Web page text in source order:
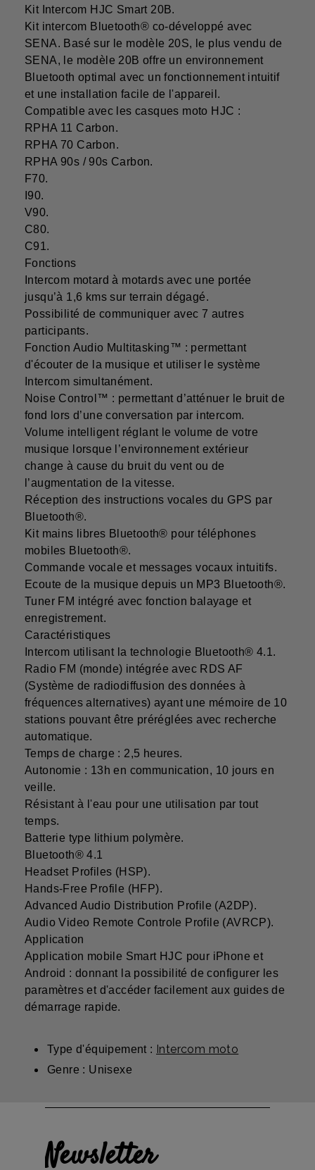
Kit Intercom HJC Smart 20B.
Kit intercom Bluetooth® co-développé avec
SENA. Basé sur le modèle 20S, le plus vendu de
SENA, le modèle 20B offre un environnement
Bluetooth optimal avec un fonctionnement intuitif
et une installation facile de l'appareil.
Compatible avec les casques moto HJC :
RPHA 11 Carbon.
RPHA 70 Carbon.
RPHA 90s / 90s Carbon.
F70.
I90.
V90.
C80.
C91.
Fonctions
Intercom motard à motards avec une portée
jusqu’à 1,6 kms sur terrain dégagé.
Possibilité de communiquer avec 7 autres
participants.
Fonction Audio Multitasking™ : permettant
d'écouter de la musique et utiliser le système
Intercom simultanément.
Noise Control™ : permettant d’atténuer le bruit de
fond lors d’une conversation par intercom.
Volume intelligent réglant le volume de votre
musique lorsque l’environnement extérieur
change à cause du bruit du vent ou de
l’augmentation de la vitesse.
Réception des instructions vocales du GPS par
Bluetooth®.
Kit mains libres Bluetooth® pour téléphones
mobiles Bluetooth®.
Commande vocale et messages vocaux intuitifs.
Ecoute de la musique depuis un MP3 Bluetooth®.
Tuner FM intégré avec fonction balayage et
enregistrement.
Caractéristiques
Intercom utilisant la technologie Bluetooth® 4.1.
Radio FM (monde) intégrée avec RDS AF
(Système de radiodiffusion des données à
fréquences alternatives) ayant une mémoire de 10
stations pouvant être préréglées avec recherche
automatique.
Temps de charge : 2,5 heures.
Autonomie : 13h en communication, 10 jours en
veille.
Résistant à l'eau pour une utilisation par tout
temps.
Batterie type lithium polymère.
Bluetooth® 4.1
Headset Profiles (HSP).
Hands-Free Profile (HFP).
Advanced Audio Distribution Profile (A2DP).
Audio Video Remote Controle Profile (AVRCP).
Application
Application mobile Smart HJC pour iPhone et
Android : donnant la possibilité de configurer les
paramètres et d'accéder facilement aux guides de
démarrage rapide.
Type d'équipement : Intercom moto
Genre : Unisexe
Newsletter